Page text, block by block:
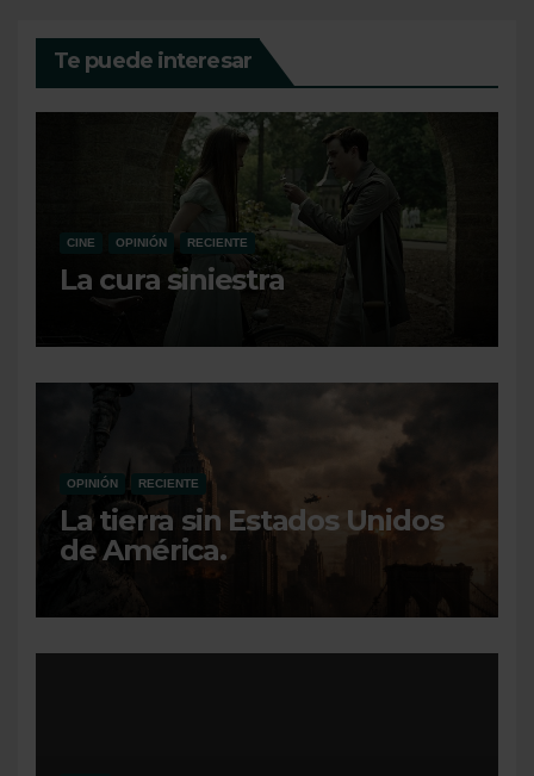
Te puede interesar
CINE OPINIÓN RECIENTE
La cura siniestra
OPINIÓN RECIENTE
La tierra sin Estados Unidos
de América.